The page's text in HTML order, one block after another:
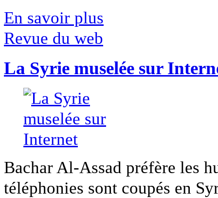
En savoir plus
Revue du web
La Syrie muselée sur
Bachar Al-Assad préfère les
téléphonies sont coupés en